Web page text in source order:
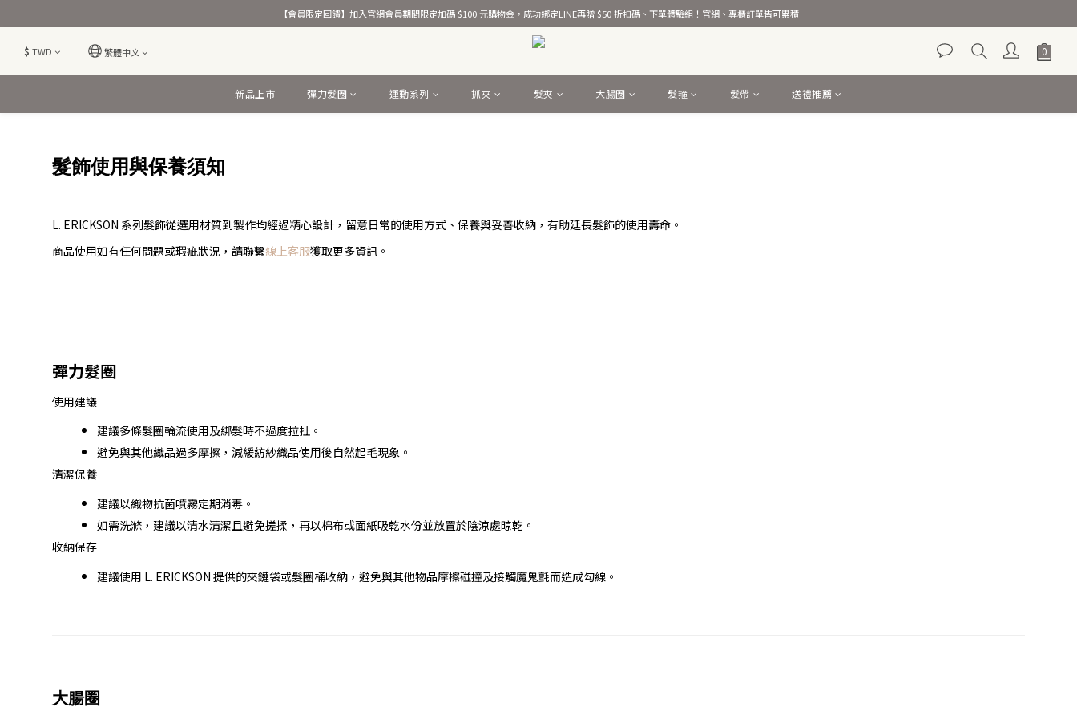
熱銷千萬條彈力髮圈！
【會員限定回饋】加入官網會員期間限定加碼 $100 元購物金，成功綁定LINE再贈 $50 折扣碼、下單體驗組！官網、專櫃訂單皆可累積
熱銷千萬條彈力髮圈！
$ TWD 繁體中文
新品上市 彈力髮圈 運動系列 抓夾 髮夾 大腸圈 髮箍 髮帶 送禮推薦
髮飾使用與保養須知
L. ERICKSON 系列髮飾從選用材質到製作均經過精心設計，留意日常的使用方式、保養與妥善收納，有助延長髮飾的使用壽命。
商品使用如有任何問題或瑕疵狀況，請聯繫線上客服獲取更多資訊。
彈力髮圈
使用建議
建議多條髮圈輪流使用及綁髮時不過度拉扯。
避免與其他織品過多摩擦，減緩紡紗織品使用後自然起毛現象。
清潔保養
建議以織物抗菌噴霧定期消毒。
如需洗滌，建議以清水清潔且避免搓揉，再以棉布或面紙吸乾水份並放置於陰涼處晾乾。
收納保存
建議使用 L. ERICKSON 提供的夾鏈袋或髮圈桶收納，避免與其他物品摩擦碰撞及接觸魔鬼氈而造成勾線。
大腸圈